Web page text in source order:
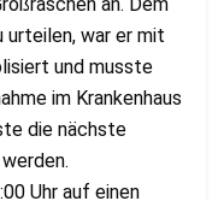
war er mit
und musste
im Krankenhaus
die nächste
Uhr auf einen